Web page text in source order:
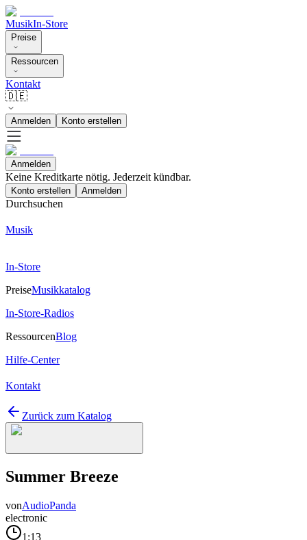
MusikIn-Store
Preise
Ressourcen
Kontakt
🇩🇪
Anmelden Konto erstellen
Anmelden
Keine Kreditkarte nötig. Jederzeit kündbar.
Konto erstellen Anmelden
Durchsuchen
Musik
In-Store
PreiseMusikkatalog
In-Store-Radios
RessourcenBlog
Hilfe-Center
Kontakt
Zurück zum Katalog
Summer Breeze
vonAudioPanda
electronic
1:13